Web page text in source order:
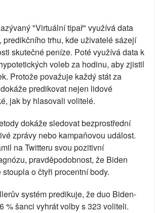
"Virtuální tipař" využívá data
predikčního trhu, kde uživatelé sázejí
skutečné peníze. Poté využívá data k
voleb za hodinu, aby zjistil
Protože považuje každý stát za
predikovat nejen lidové
jak by hlasovali volitelé.
dokáže sledovat bezprostřední
zprávy nebo kampaňovou událost.
na Twitteru svou pozitivní
pravděpodobnost, že Biden
o čtyři procentní body.
systém predikuje, že duo Biden-
% šanci vyhrát volby s 323 voliteli.